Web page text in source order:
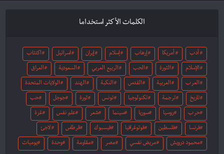
الكلمات الأكثر استخداما
أدب أمريكا إرهاب إسلام إيران اسرائيل اكتئاب
الإسلام الثورة الحب الربيع العربي السعودية العراق
العرب العربية القدس النكبة الهند الولايات المتحدة
تاريخ ترجمة تكنولوجيا تونس ثورة جوجل حب
حرب روسيا سوريا سينما شعر علم نفس غزة
فرنسا فلسطين فوتوغرافيا فيسبوك قرطاس لاجئ
محمود درويش مريض نفسي مصر مقاومة وحدة يوميات